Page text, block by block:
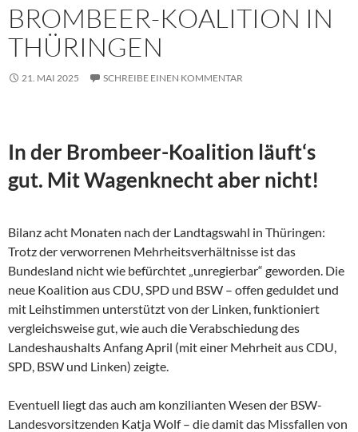
BROMBEER-KOALITION IN
THÜRINGEN
21. MAI 2025 SCHREIBE EINEN KOMMENTAR
In der Brombeer-Koalition läuft‘s
gut. Mit Wagenknecht aber nicht!
Bilanz acht Monaten nach der Landtagswahl in Thüringen:
Trotz der verworrenen Mehrheitsverhältnisse ist das
Bundesland nicht wie befürchtet „unregierbar“ geworden. Die
neue Koalition aus CDU, SPD und BSW – offen geduldet und
mit Leihstimmen unterstützt von der Linken, funktioniert
vergleichsweise gut, wie auch die Verabschiedung des
Landeshaushalts Anfang April (mit einer Mehrheit aus CDU,
SPD, BSW und Linken) zeigte.
Eventuell liegt das auch am konzilianten Wesen der BSW-
Landesvorsitzenden Katja Wolf – die damit das Missfallen von